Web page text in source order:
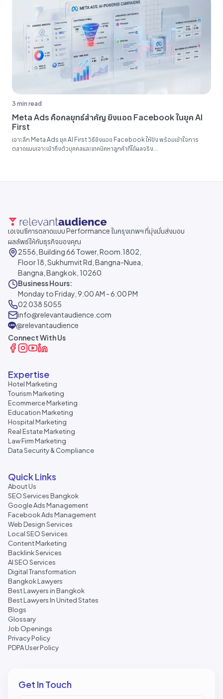
3 min read
Meta Ads คือกลยุทธ์สำคัญ ยิงแอด Facebook ในยุค AI
First
เจาะลึก Meta Ads ยุค AI First วิธียิงแอด Facebook ให้ปัง พร้อมเข้าใจการ
ตลาดแบบเจาะเข้าถึงตัวบุคคลและเทคนิคหาลูกค้าที่ได้ผลจริง...
เอเจนซีการตลาดแบบ Performance ในกรุงเทพฯ ที่มุ่งมั่นส่งมอบ
ผลลัพธ์ให้กับธุรกิจของคุณ
2556, Building 66 Tower, Room.1802,
Floor 18, Sukhumvit Rd, Bangna-Nuea,
Bangna, Bangkok, 10260
Business Hours:
Monday to Friday, 9:00 AM - 6:00 PM
02 038 5055
info@relevantaudience.com
@relevantaudience
Connect With Us
Expertise
Hotel Marketing
Tourism Marketing
Ecommerce Marketing
Education Marketing
Hospital Marketing
Real Estate Marketing
Law Firm Marketing
Data Security & Compliance
Quick Links
About Us
SEO Services Bangkok
Google Ads Management
Facebook Ads Management
Web Design Services
Local SEO Services
Content Marketing
Backlink Services
AI SEO Services
Digital Transformation
Bangkok Lawyers
Best Lawyers in Bangkok
Best Lawyers In United States
Blogs
Glossary
Job Openings
Privacy Policy
PDPA User Policy
Get In Touch